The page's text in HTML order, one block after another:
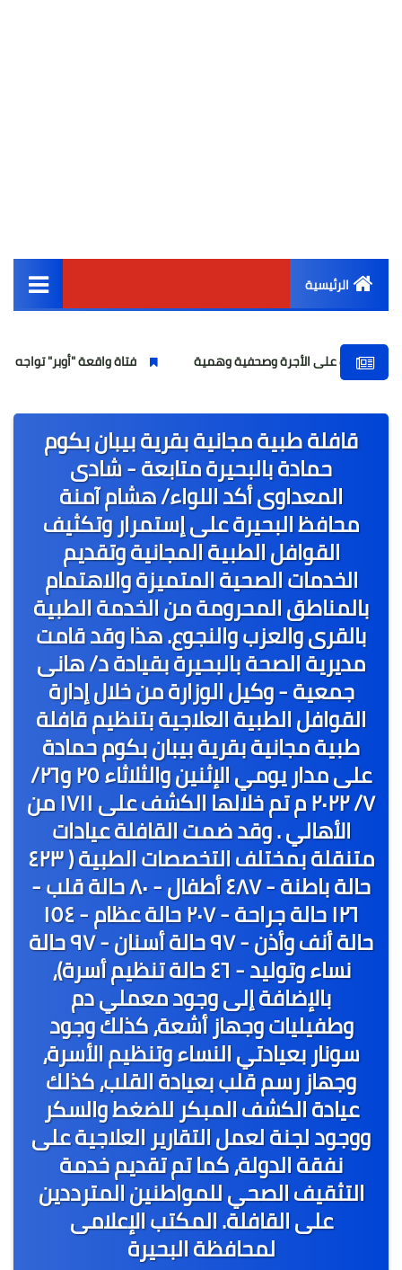
الرئيسية
أخبار مصر
عالمى
الرياضة
حوادث وقضايا
فن
التعليم
تكنولوجيا
السياحة والفنادق
وصحفية وهمية فتاة واقعة "أوبر" تواجه تهمة انتحال الصفة
قافلة طبية مجانية بقرية بيبان بكوم
حمادة بالبحيرة متابعة - شادى
المعداوى أكد اللواء/ هشام آمنة
محافظ البحيرة على إستمرار وتكثيف
القوافل الطبية المجانية وتقديم
الخدمات الصحية المتميزة والاهتمام
بالمناطق المحرومة من الخدمة الطبية
بالقرى والعزب والنجوع. هذا وقد قامت
مديرية الصحة بالبحيرة بقيادة د/ هانى
جمعية - وكيل الوزارة من خلال إدارة
القوافل الطبية العلاجية بتنظيم قافلة
طبية مجانية بقرية بيبان بكوم حمادة
على مدار يومي الإثنين والثلاثاء ٢٥ و٢٦/
٧/ ٢٠٢٢ م تم خلالها الكشف على ١٧١١ من
الأهالي . وقد ضمت القافلة عيادات
متنقلة بمختلف التخصصات الطبية ( ٤٢٣
حالة باطنة - ٤٨٧ أطفال - ٨٠ حالة قلب -
١٢٦ حالة جراحة - ٢٠٧ حالة عظام - ١٥٤
حالة أنف وأذن - ٩٧ حالة أسنان - ٩٧ حالة
نساء وتوليد - ٤٦ حالة تنظيم أسرة)،
بالإضافة إلى وجود معملي دم
وطفيليات وجهاز أشعة، كذلك وجود
سونار بعيادتي النساء وتنظيم الأسرة،
وجهاز رسم قلب بعيادة القلب، كذلك
عيادة الكشف المبكر للضغط والسكر
ووجود لجنة لعمل التقارير العلاجية على
نفقة الدولة، كما تم تقديم خدمة
التثقيف الصحي للمواطنين المترددين
على القافلة. المكتب الإعلامى
لمحافظة البحيرة